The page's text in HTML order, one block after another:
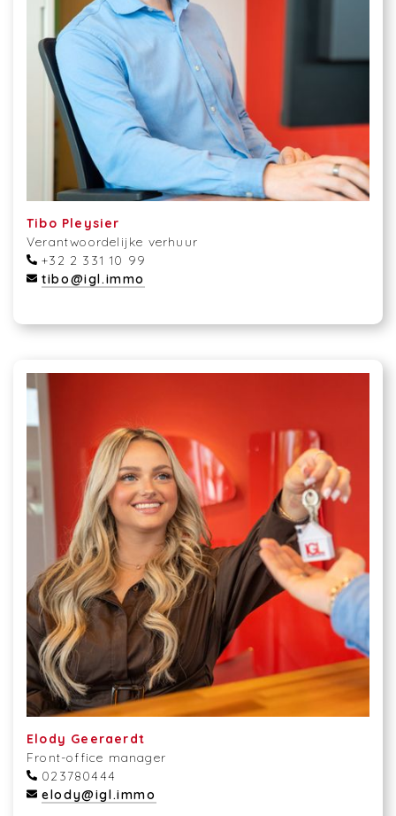
Tibo Pleysier
Verantwoordelijke verhuur
+32 2 331 10 99
tibo@igl.immo
Elody Geeraerdt
Front-office manager
023780444
elody@igl.immo